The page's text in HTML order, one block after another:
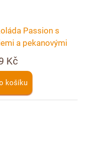
Passion s
a pekanovými
Kč
košíku